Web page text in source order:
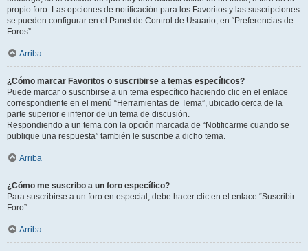
propio foro. Las opciones de notificación para los Favoritos y las suscripciones
se pueden configurar en el Panel de Control de Usuario, en “Preferencias de
Foros”.
Arriba
¿Cómo marcar Favoritos o suscribirse a temas específicos?
Puede marcar o suscribirse a un tema específico haciendo clic en el enlace
correspondiente en el menú “Herramientas de Tema”, ubicado cerca de la
parte superior e inferior de un tema de discusión.
Respondiendo a un tema con la opción marcada de “Notificarme cuando se
publique una respuesta” también le suscribe a dicho tema.
Arriba
¿Cómo me suscribo a un foro específico?
Para suscribirse a un foro en especial, debe hacer clic en el enlace “Suscribir
Foro”.
Arriba